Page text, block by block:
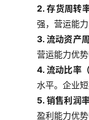
2. 存货周转
强，营运能力
3. 流动资产
营运能力优势
4. 流动比率
水平。企业
5. 销售利润
盈利能力优势